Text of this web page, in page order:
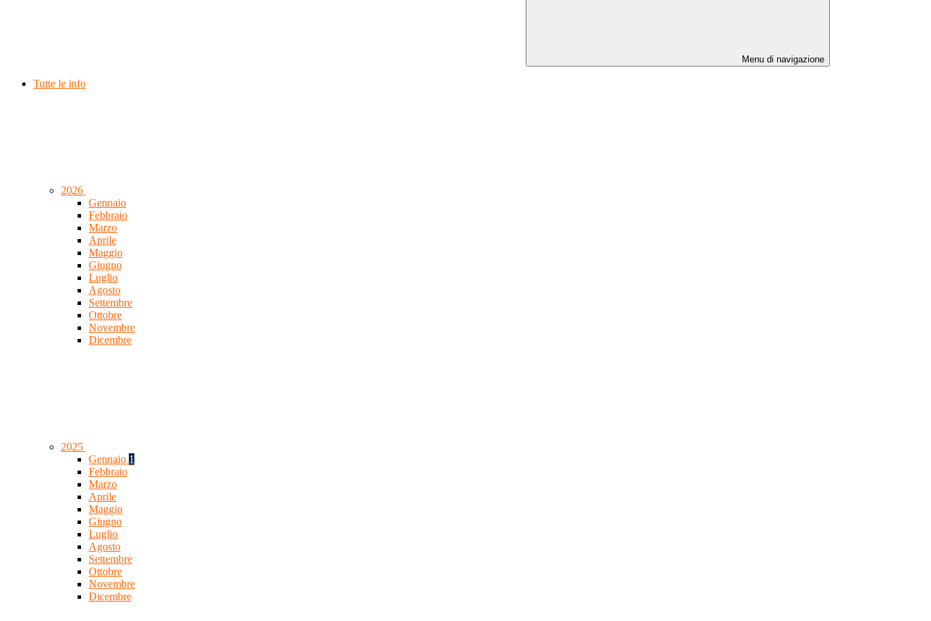
Menu di navigazione
Tutte le info
2026
Gennaio
Febbraio
Marzo
Aprile
Maggio
Giugno
Luglio
Agosto
Settembre
Ottobre
Novembre
Dicembre
2025
Gennaio 1
Febbraio
Marzo
Aprile
Maggio
Giugno
Luglio
Agosto
Settembre
Ottobre
Novembre
Dicembre